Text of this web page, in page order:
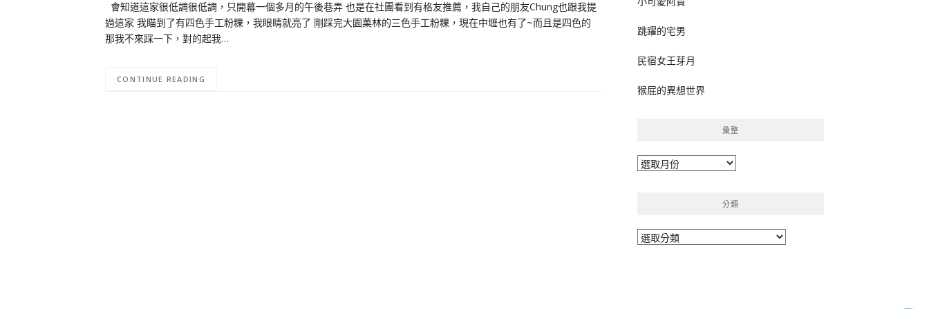
會知道這家很低調很低調，只開幕一個多月的午後巷弄 也是在社團看到有格友推薦，我自己的朋友Chung也跟我提
過這家 我瞄到了有四色手工粉粿，我眼睛就亮了 剛踩完大園菓林的三色手工粉粿，現在中壢也有了~而且是四色的
那我不來踩一下，對的起我…
CONTINUE READING
跳躍的宅男
民宿女王芽月
猴屁的異想世界
彙整
彙
分類
分